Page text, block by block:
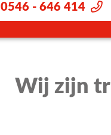
0546 - 646 414
Wij zijn